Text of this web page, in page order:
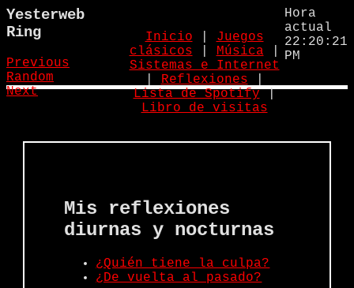
Yesterweb
Ring
Previous
Random
Next
Inicio
Juegos
clásicos
Música
Sistemas e Internet
Reflexiones
Lista de Spotify|
Libro de visitas
Hora
actual
22:20:21
PM
Mis reflexiones
diurnas y nocturnas
¿Quién tiene la culpa?
¿De vuelta al pasado?